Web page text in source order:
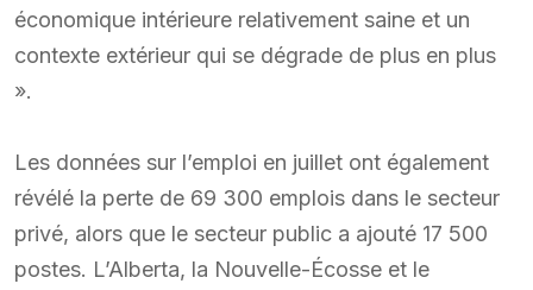
économique intérieure relativement saine et un
contexte extérieur qui se dégrade de plus en plus
».
Les données sur l’emploi en juillet ont également
révélé la perte de 69 300 emplois dans le secteur
privé, alors que le secteur public a ajouté 17 500
postes. L’Alberta, la Nouvelle-Écosse et le